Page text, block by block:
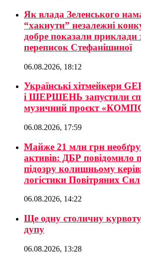
Як влада Зеленського
“хакнути” незалежні
добре показали приклади
переписок Стефанішиної
06.08.2026, 18:12
Українські хітмейкери
і ШЕРШЕНЬ запустили
музичний проєкт
06.08.2026, 17:59
Майже 21 млн грн
активів: ДБР повідомило
підозру колишньому
логістики Повітряних Сил
06.08.2026, 14:22
Ще одну столичну
дупу
06.08.2026, 13:28